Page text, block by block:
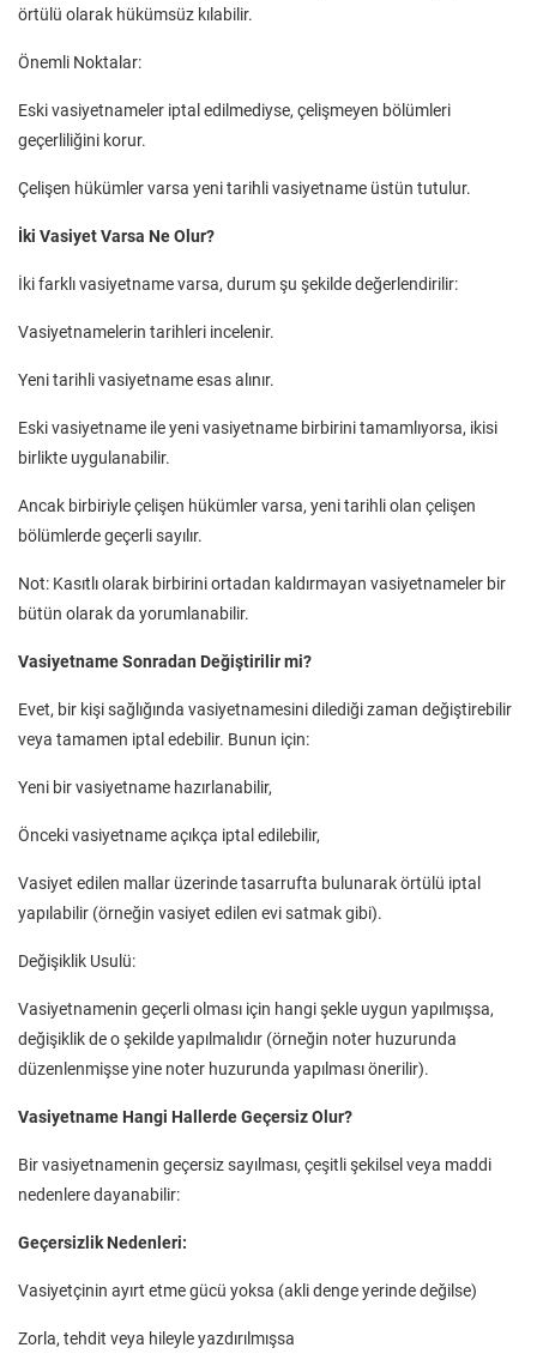
örtülü olarak hükümsüz kılabilir.
Önemli Noktalar:
Eski vasiyetnameler iptal edilmediyse, çelişmeyen bölümleri
geçerliliğini korur.
Çelişen hükümler varsa yeni tarihli vasiyetname üstün tutulur.
İki Vasiyet Varsa Ne Olur?
İki farklı vasiyetname varsa, durum şu şekilde değerlendirilir:
Vasiyetnamelerin tarihleri incelenir.
Yeni tarihli vasiyetname esas alınır.
Eski vasiyetname ile yeni vasiyetname birbirini tamamlıyorsa, ikisi
birlikte uygulanabilir.
Ancak birbiriyle çelişen hükümler varsa, yeni tarihli olan çelişen
bölümlerde geçerli sayılır.
Not: Kasıtlı olarak birbirini ortadan kaldırmayan vasiyetnameler bir
bütün olarak da yorumlanabilir.
Vasiyetname Sonradan Değiştirilir mi?
Evet, bir kişi sağlığında vasiyetnamesini dilediği zaman değiştirebilir
veya tamamen iptal edebilir. Bunun için:
Yeni bir vasiyetname hazırlanabilir,
Önceki vasiyetname açıkça iptal edilebilir,
Vasiyet edilen mallar üzerinde tasarrufta bulunarak örtülü iptal
yapılabilir (örneğin vasiyet edilen evi satmak gibi).
Değişiklik Usulü:
Vasiyetnamenin geçerli olması için hangi şekle uygun yapılmışsa,
değişiklik de o şekilde yapılmalıdır (örneğin noter huzurunda
düzenlenmişse yine noter huzurunda yapılması önerilir).
Vasiyetname Hangi Hallerde Geçersiz Olur?
Bir vasiyetnamenin geçersiz sayılması, çeşitli şekilsel veya maddi
nedenlere dayanabilir:
Geçersizlik Nedenleri:
Vasiyetçinin ayırt etme gücü yoksa (akli denge yerinde değilse)
Zorla, tehdit veya hileyle yazdırılmışsa